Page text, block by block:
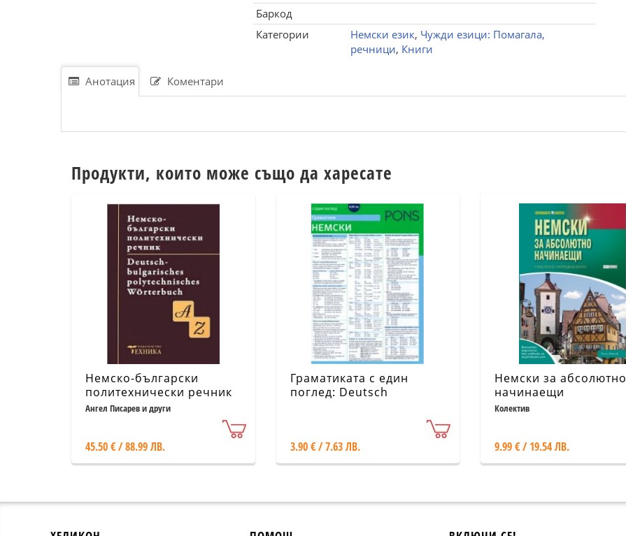
Баркод
Категории
Немски език, Чужди езици: Помагала,
речници, Книги
Анотация Коментари
Продукти, които може също да харесате
Немско-български
политехнически речник
Ангел Писарев и други
45.50 € / 88.99 ЛВ.
Граматиката с един
поглед: Deutsch
3.90 € / 7.63 ЛВ.
Немски за абсолютно
начинаещи
Колектив
9.99 € / 19.54 ЛВ.